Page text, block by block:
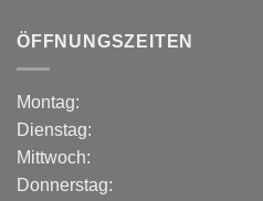
ÖFFNUNGSZEITEN
Montag:
Dienstag:
Mittwoch:
Donnerstag: